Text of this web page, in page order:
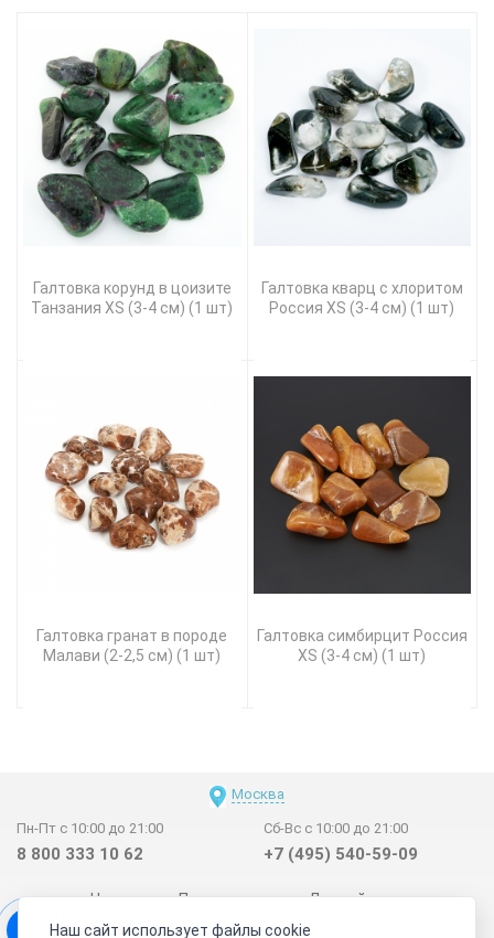
Галтовка корунд в цоизите
Танзания XS (3-4 см) (1 шт)
Галтовка кварц с хлоритом
Россия XS (3-4 см) (1 шт)
Галтовка гранат в породе
Малави (2-2,5 см) (1 шт)
Галтовка симбирцит Россия
XS (3-4 см) (1 шт)
Москва
Пн-Пт с 10:00 до 21:00
8 800 333 10 62
Сб-Вс с 10:00 до 21:00
+7 (495) 540-59-09
Новинки Поставщикам
Личный счет
Договор-оферта
О нас Наши магазины
Наш сайт использует файлы cookie